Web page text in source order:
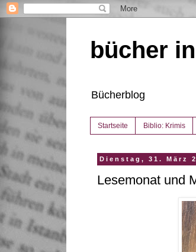
bücher
Bücherblog
Startseite Biblio: Krimis
Dienstag, 31. März
Lesemonat und